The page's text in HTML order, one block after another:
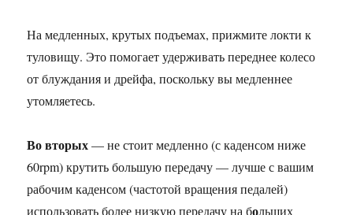
На медленных, крутых подъемах, прижмите локти к
туловищу. Это помогает удерживать переднее колесо
от блуждания и дрейфа, поскольку вы медленнее
утомляетесь.
Во вторых— не стоит медленно (с каденсом ниже
60rpm) крутить большую передачу — лучше с вашим
рабочим каденсом (частотой вращения педалей)
использовать более низкую передачу на больших